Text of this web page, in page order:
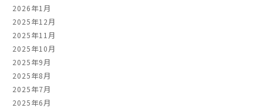
2026年1月
2025年12月
2025年11月
2025年10月
2025年9月
2025年8月
2025年7月
2025年6月